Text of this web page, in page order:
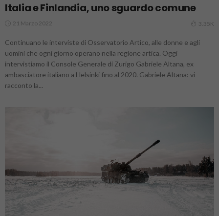
Italia e Finlandia, uno sguardo comune
21 Marzo 2022 3.35K
Continuano le interviste di Osservatorio Artico, alle donne e agli
uomini che ogni giorno operano nella regione artica. Oggi
intervistiamo il Console Generale di Zurigo Gabriele Altana, ex
ambasciatore italiano a Helsinki fino al 2020. Gabriele Altana: vi
racconto la...